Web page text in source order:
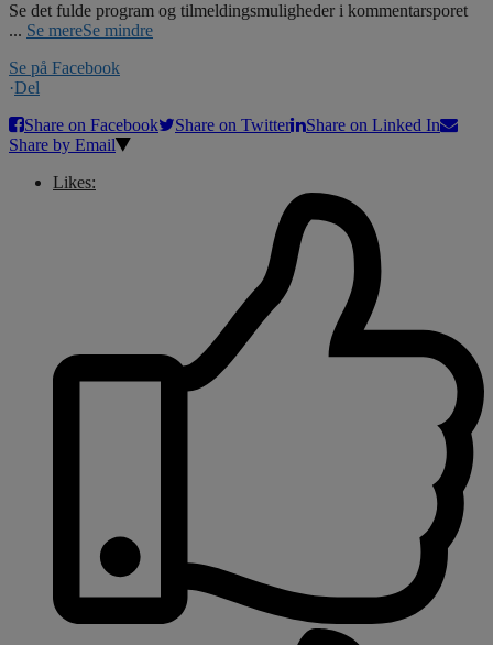
Se det fulde program og tilmeldingsmuligheder i kommentarsporet
... Se mereSe mindre
Se på Facebook
·Del
Share on Facebook
Share on Twitter
Share on Linked In
Share by Email
Likes: